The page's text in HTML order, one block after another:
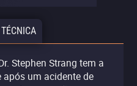
Stephen Strang tem a
um acidente de